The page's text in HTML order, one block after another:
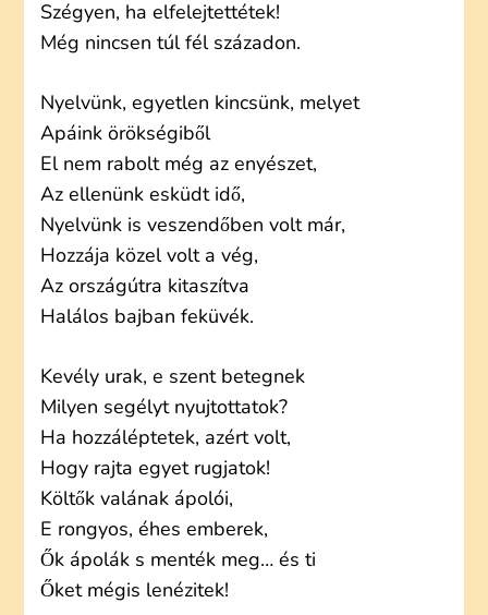
Szégyen, ha elfelejtettétek!
Még nincsen túl fél századon.
Nyelvünk, egyetlen kincsünk, melyet
Apáink örökségiből
El nem rabolt még az enyészet,
Az ellenünk esküdt idő,
Nyelvünk is veszendőben volt már,
Hozzája közel volt a vég,
Az országútra kitaszítva
Halálos bajban feküvék.
Kevély urak, e szent betegnek
Milyen segélyt nyujtottatok?
Ha hozzáléptetek, azért volt,
Hogy rajta egyet rugjatok!
Költők valának ápolói,
E rongyos, éhes emberek,
Ők ápolák s menték meg… és ti
Őket mégis lenézitek!